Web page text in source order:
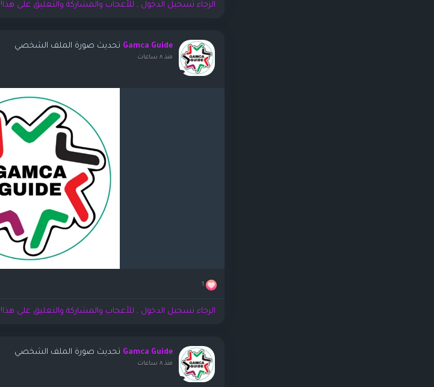
الرجاء تسجيل الدخول , للأعجاب والمشاركة والتعليق على هذا!
Gamca Guide تحديث صورة الملف الشخصي
منذ ٨ ساعات
1
الرجاء تسجيل الدخول , للأعجاب والمشاركة والتعليق على هذا!
Gamca Guide تحديث صورة الملف الشخصي
منذ ٨ ساعات